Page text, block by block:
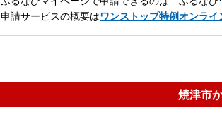
申請サービスの概要はワンストップ特例オンラ
焼津市